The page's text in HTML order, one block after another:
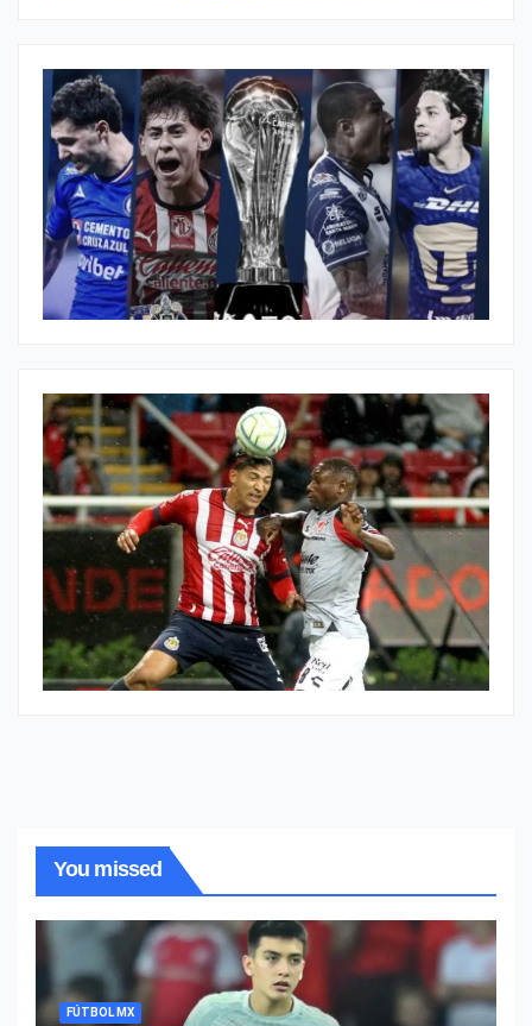
You missed
FÚTBOL MX